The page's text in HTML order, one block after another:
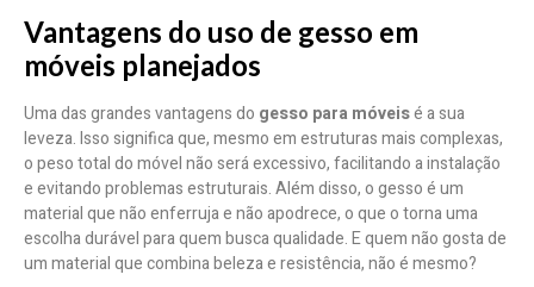
Vantagens do uso de gesso em
móveis planejados
Uma das grandes vantagens do gesso para móveisé a sua
leveza. Isso significa que, mesmo em estruturas mais complexas,
o peso total do móvel não será excessivo, facilitando a instalação
e evitando problemas estruturais. Além disso, o gesso é um
material que não enferruja e não apodrece, o que o torna uma
escolha durável para quem busca qualidade. E quem não gosta de
um material que combina beleza e resistência, não é mesmo?